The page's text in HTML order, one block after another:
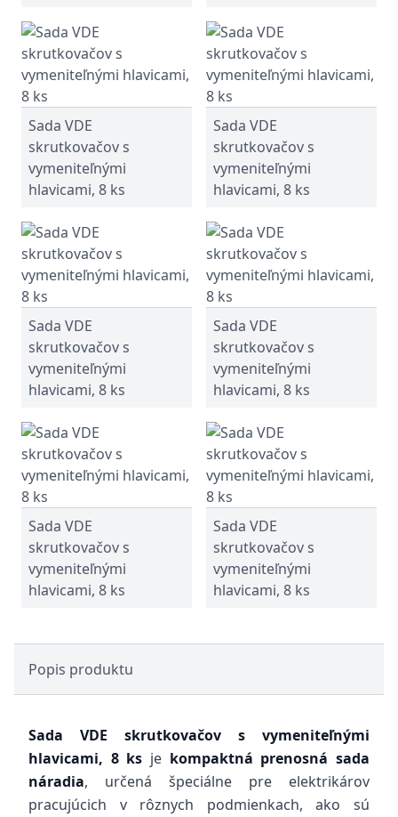
Sada VDE
skrutkovačov s
vymeniteľnými
hlavicami, 8 ks
Sada VDE
skrutkovačov s
vymeniteľnými
hlavicami, 8 ks
Sada VDE
skrutkovačov s
vymeniteľnými
hlavicami, 8 ks
Sada VDE
skrutkovačov s
vymeniteľnými
hlavicami, 8 ks
Sada VDE
skrutkovačov s
vymeniteľnými
hlavicami, 8 ks
Sada VDE
skrutkovačov s
vymeniteľnými
hlavicami, 8 ks
Popis produktu
Sada VDE skrutkovačov s vymeniteľnými
hlavicami, 8 ks je kompaktná prenosná sada
náradia, určená špeciálne pre elektrikárov
pracujúcich v rôznych podmienkach, ako sú